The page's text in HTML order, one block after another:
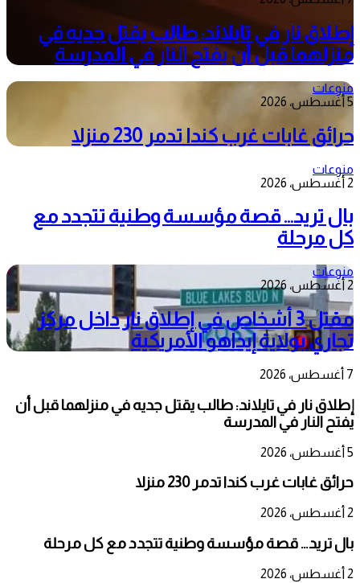
إطلاق نار في تايلاند: طالب يقتل جديه في
منزلهما قبل أن يفتح النار في المدرسة
منوعات
5 أغسطس، 2026
حرائق غابات غرب كندا تدمر 230 منزلا
منوعات
2 أغسطس، 2026
بال تريد… قصة مؤسسة وطنية تتجدد مع
كل مرحلة
منوعات
2 أغسطس، 2026
مقتل 3 أشخاص في إطلاق نار داخل مركز
تجاري بولاية إيداهو الأمريكية
7 أغسطس، 2026
إطلاق نار في تايلاند: طالب يقتل جديه في منزلهما قبل أن
يفتح النار في المدرسة
5 أغسطس، 2026
حرائق غابات غرب كندا تدمر 230 منزلا
2 أغسطس، 2026
بال تريد… قصة مؤسسة وطنية تتجدد مع كل مرحلة
2 أغسطس، 2026